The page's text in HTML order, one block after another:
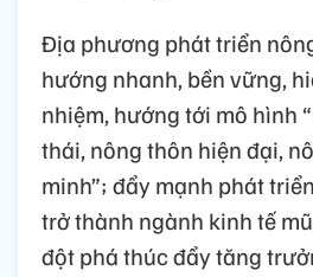
Địa phương phát triển
hướng nhanh, bền vững,
nhiệm, hướng tới mô hình
thái, nông thôn hiện đại,
minh”; đẩy mạnh phát
trở thành ngành kinh tế
đột phá thúc đẩy tăng